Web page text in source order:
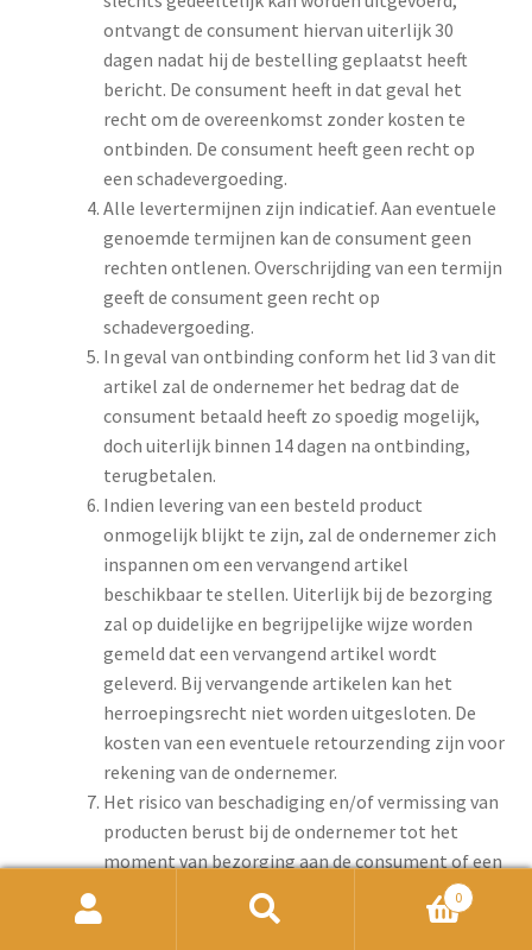
ontvangt de consument hiervan uiterlijk 30
dagen nadat hij de bestelling geplaatst heeft
bericht. De consument heeft in dat geval het
recht om de overeenkomst zonder kosten te
ontbinden. De consument heeft geen recht op
een schadevergoeding.
Alle levertermijnen zijn indicatief. Aan eventuele
genoemde termijnen kan de consument geen
rechten ontlenen. Overschrijding van een termijn
geeft de consument geen recht op
schadevergoeding.
In geval van ontbinding conform het lid 3 van dit
artikel zal de ondernemer het bedrag dat de
consument betaald heeft zo spoedig mogelijk,
doch uiterlijk binnen 14 dagen na ontbinding,
terugbetalen.
Indien levering van een besteld product
onmogelijk blijkt te zijn, zal de ondernemer zich
inspannen om een vervangend artikel
beschikbaar te stellen. Uiterlijk bij de bezorging
zal op duidelijke en begrijpelijke wijze worden
gemeld dat een vervangend artikel wordt
geleverd. Bij vervangende artikelen kan het
herroepingsrecht niet worden uitgesloten. De
kosten van een eventuele retourzending zijn voor
rekening van de ondernemer.
Het risico van beschadiging en/of vermissing van
producten berust bij de ondernemer tot het
moment van bezorging aan de consument of een
vooraf aangewezen en aan de ondernemer
bekend gemaakte vertegenwoordiger, tenzij
0